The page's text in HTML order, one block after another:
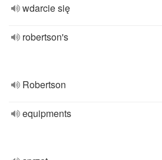
wdarcie się
robertson's
Robertson
equipments